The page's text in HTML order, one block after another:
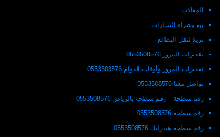
المقالات
بيع وشراء السيارات
تريلا لنقل البظائع
تقديرات المرور 0553508576
تقديرات المرور وأوقات الدوام 0553508576
تواصل معنا 0553508576
رقم سطحة – رقم سطحه بالرياض 0553508576
رقم سطحة 0553508576
رقم سطحة هيدرليك 0553508576